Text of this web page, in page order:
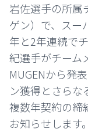
岩佐選手の所属
ゲン）で、スー
年と2年連続で
紀選手がチーム
MUGENから発
ン獲得とさらな
複数年契約の締
お知らせします。